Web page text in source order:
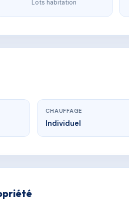
Lots habitation
CHAUFFAGE
Individuel